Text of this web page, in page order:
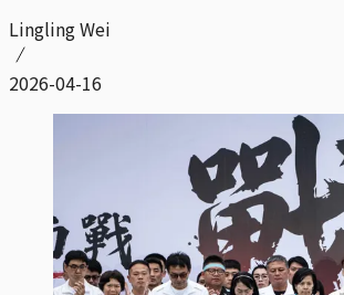
Lingling Wei
2026-04-16